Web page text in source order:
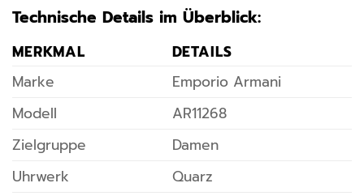
Technische Details im Überblick:
MERKMAL
DETAILS
Marke
Emporio Armani
Modell
AR11268
Zielgruppe
Damen
Uhrwerk
Quarz